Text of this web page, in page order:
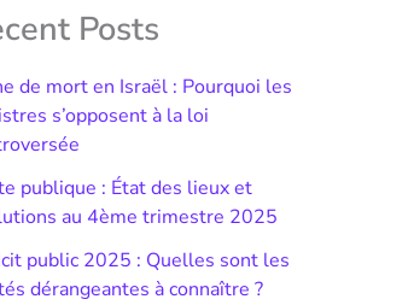
Posts
de mort en Israël : Pourquoi les
s’opposent à la loi
publique : État des lieux et
au 4ème trimestre 2025
public 2025 : Quelles sont les
dérangeantes à connaître ?